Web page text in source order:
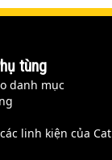
tùng
danh mục
linh kiện của Cat